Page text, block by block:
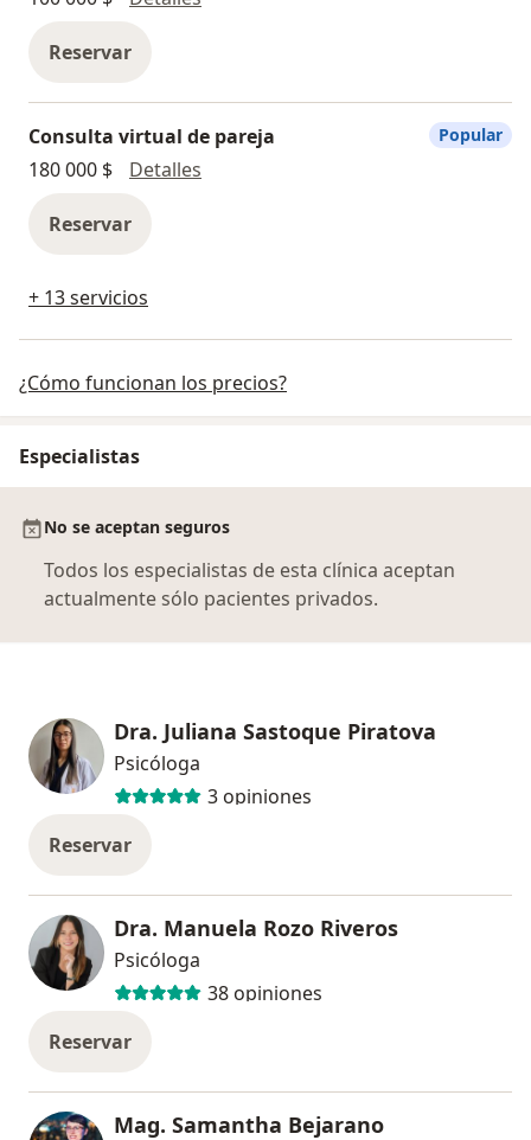
Reservar
Consulta virtual de pareja
180 000 $
Detalles
Reservar
Popular
+ 13 servicios
¿Cómo funcionan los precios?
Especialistas
No se aceptan seguros
Todos los especialistas de esta clínica aceptan
actualmente sólo pacientes privados.
Dra. Juliana Sastoque Piratova
Psicóloga
3 opiniones
Reservar
Dra. Manuela Rozo Riveros
Psicóloga
38 opiniones
Reservar
Mag. Samantha Bejarano